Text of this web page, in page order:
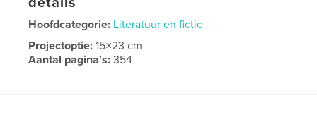
Hoofdcategorie: Literatuur en fictie
Projectoptie:15×23 cm
Aantal pagina's:354